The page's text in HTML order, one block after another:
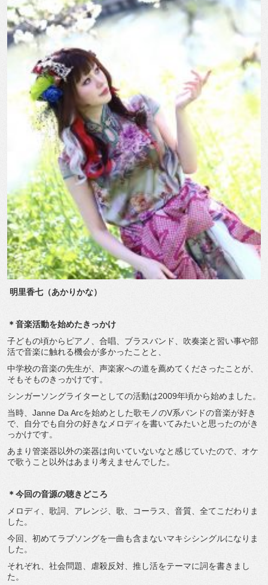
明里香七（あかりかな）
＊音楽活動を始めたきっかけ
子どもの頃からピアノ、合唱、ブラスバンド、吹奏楽と習い事や部
活で音楽に触れる機会が多かったことと、
中学校の音楽の先生が、声楽家への道を薦めてくださったことが、
そもそものきっかけです。
シンガーソングライターとしての活動は2009年頃から始めました。
当時、Janne Da Arcを始めとした歌モノのV系バンドの音楽が好き
で、自分でも自分の好きなメロディを書いてみたいと思ったのがき
っかけです。
あまり管楽器以外の楽器は向いていないなと感じていたので、オケ
で歌うこと以外はあまり考えませんでした。
＊今回の音源の聴きどころ
メロディ、歌詞、アレンジ、歌、コーラス、音質、全てこだわりま
した。
今回、初めてラブソングを一曲も含まないマキシシングルになりま
した。
それぞれ、社会問題、虐殺反対、推し活をテーマに詞を書きまし
た。